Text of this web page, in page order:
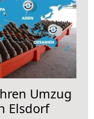
Umzug
Elsdorf